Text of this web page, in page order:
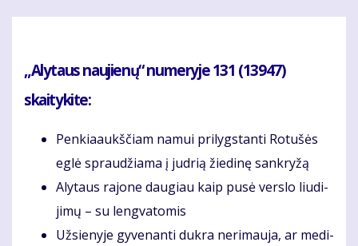
„Alytaus naujienų“ numeryje 131 (13947)
skaitykite:
Pen­kia­aukš­čiam na­mui pri­lygs­tan­ti Ro­tu­šės
eg­lė sprau­džia­ma į jud­rią žie­di­nę san­kry­žą
Aly­taus ra­jo­ne dau­giau kaip pu­sė ver­slo liu­di­
ji­mų – su leng­va­to­mis
Už­sie­ny­je gy­ve­nan­ti duk­ra ne­ri­mau­ja, ar me­di­